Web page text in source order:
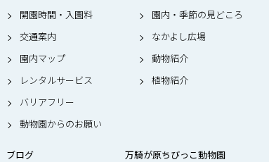
開園時間・入園料
交通案内
園内マップ
レンタルサービス
バリアフリー
動物園からのお願い
園内・季節の見どころ
なかよし広場
動物紹介
植物紹介
ブログ
万騎が原ちびっこ動物園